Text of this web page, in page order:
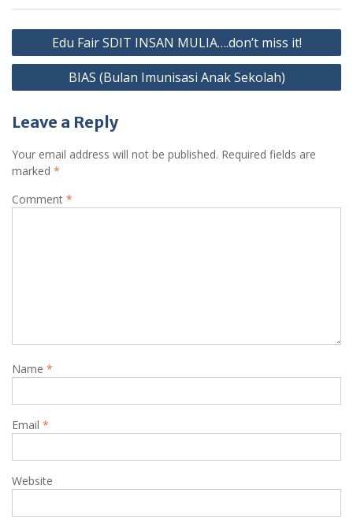
Post
navigation
Edu Fair SDIT INSAN MULIA….don’t miss it!
BIAS (Bulan Imunisasi Anak Sekolah)
Leave a Reply
Your email address will not be published. Required fields are
marked *
Comment *
Name *
Email *
Website